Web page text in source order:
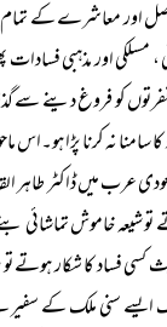
اور معاشرے کے
مسلکی اور مذہبی
کو فروغ دینے سے
نہ کرنا پڑا ہو۔اس
عرب میں ڈاکٹر
خاموش تماشائی
فساد کا شکار ہوتے تو
ملک کے سفیر نے جس